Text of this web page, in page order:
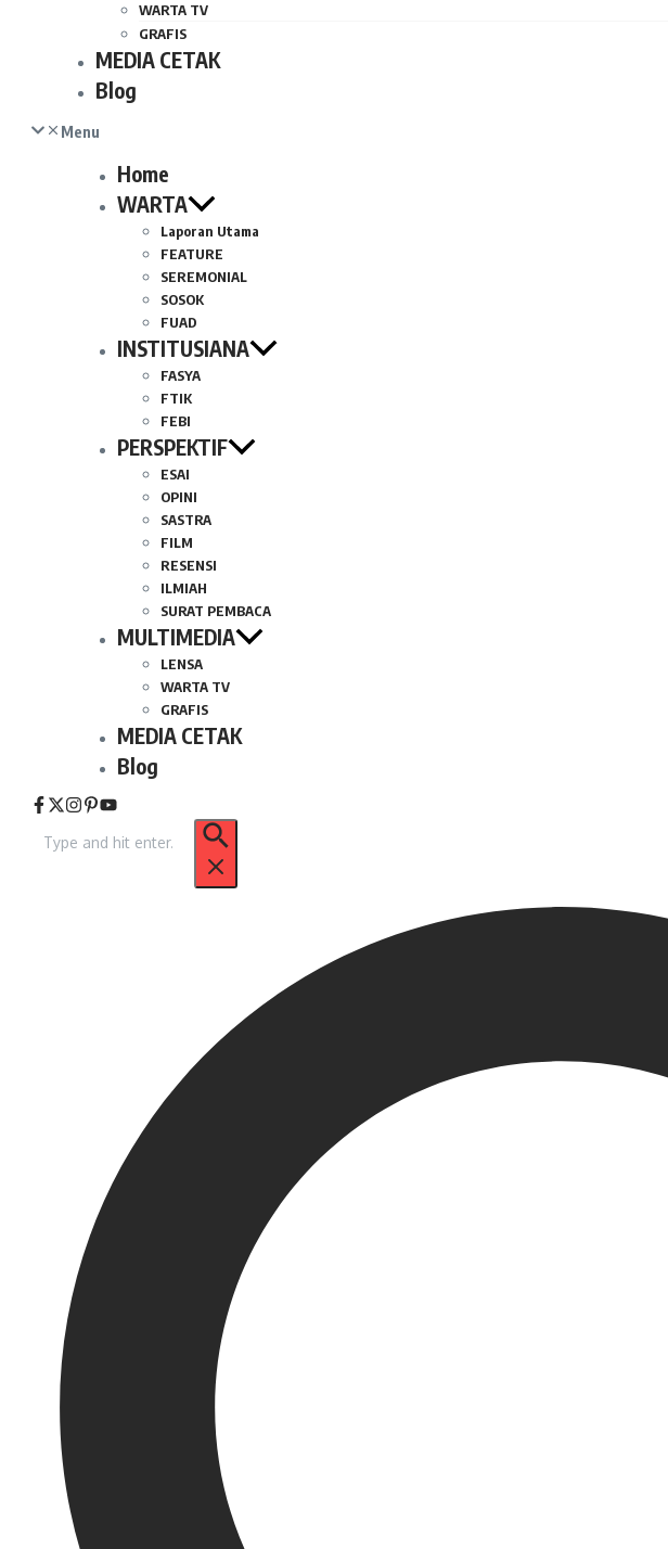
WARTA TV
GRAFIS
MEDIA CETAK
Blog
Menu
Home
WARTA
Laporan Utama
FEATURE
SEREMONIAL
SOSOK
FUAD
INSTITUSIANA
FASYA
FTIK
FEBI
PERSPEKTIF
ESAI
OPINI
SASTRA
FILM
RESENSI
ILMIAH
SURAT PEMBACA
MULTIMEDIA
LENSA
WARTA TV
GRAFIS
MEDIA CETAK
Blog
untuk: